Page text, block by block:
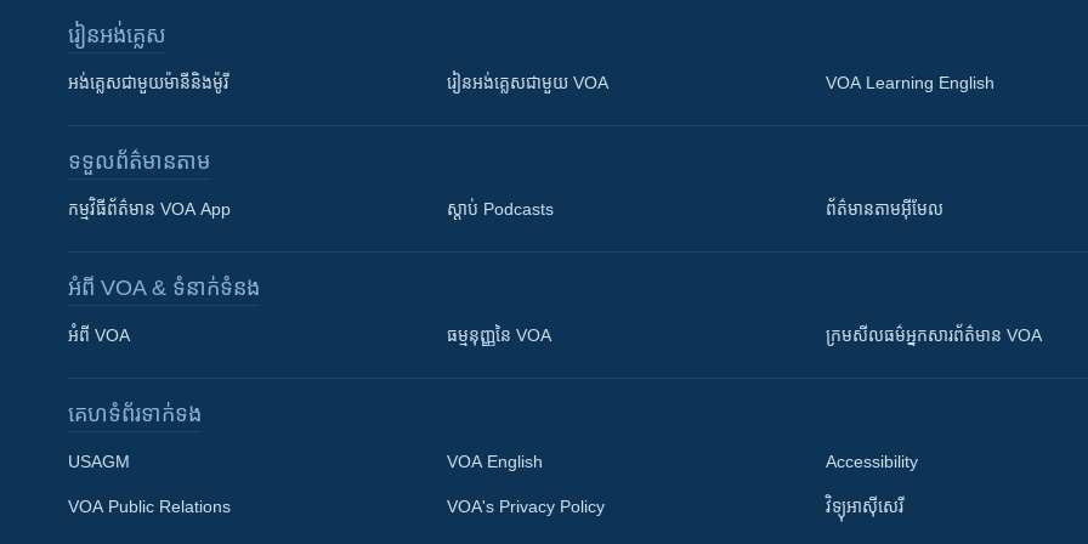
រៀន​​អង់គ្លេស
អង់គ្លេស​ជាមួយ​ម៉ានី​និង​ម៉ូរី រៀន​​​​​​អង់គ្លេស​​ជាមួយ VOA VOA Learning English
ទទួល​ព័ត៌មាន​តាម
កម្មវិធី​ព័ត៌មាន VOA App ស្តាប់ Podcasts ព័ត៌មាន​តាម​អ៊ីមែល
អំពី​ VOA & ទំនាក់ទំនង
អំពី​ VOA ធម្មនុញ្ញ​នៃ VOA ក្រម​​​សីលធម៌​​​អ្នក​​​សារព័ត៌មាន VOA
គេហទំព័រ​​ទាក់ទង
USAGM
VOA Public Relations
VOA English
VOA's Privacy Policy
Accessibility
វិទ្យុ​អាស៊ី​សេរី